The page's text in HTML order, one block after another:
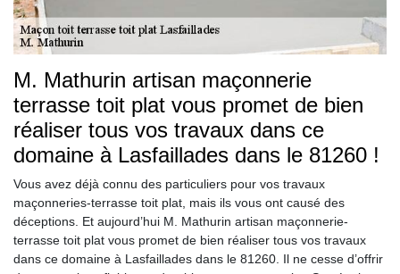
M. Mathurin artisan maçonnerie
terrasse toit plat vous promet de bien
réaliser tous vos travaux dans ce
domaine à Lasfaillades dans le 81260 !
Vous avez déjà connu des particuliers pour vos travaux
maçonneries-terrasse toit plat, mais ils vous ont causé des
déceptions. Et aujourd’hui M. Mathurin artisan maçonnerie-
terrasse toit plat vous promet de bien réaliser tous vos travaux
dans ce domaine à Lasfaillades dans le 81260. Il ne cesse d’offrir